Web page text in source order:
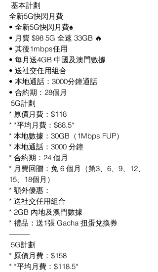
基本計劃
全新5G快閃月費
• 全新5G快閃月費♠️
• 月費 $98 5G 全速 33GB 🔥
• 其後1mbps任用
• 每月送4GB 中國及澳門數據
• 送社交任用组合
• 本地通話：3000分鐘通話
• ⁠合約期：28個月
5G計劃
* 原價月費：$118
* *平均月費：$88.5*
* 本地數據：30GB（1Mbps FUP）
* 本地通話：3000 分鐘
* 合約期：24 個月
* 月費回贈：免 6 個月（第3、6、9、12、
15、18個月）
* 額外優惠：
* ⁠送社交任用組合
* 2GB 內地及澳門數據
* 禮品：送1張 Gacha 扭蛋兌換券
⸻
5G計劃
* 原價月費：$158
* *平均月費：$118.5*